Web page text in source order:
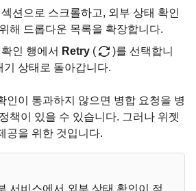
션으로 스크롤하고, 외부 상태 확인
해 드롭다운 목록을 확장합니다.
인 행에서 Retry (
)를 선택합니
기 상태로 돌아갑니다.
인이 통과하지 않으면 병합 요청을 병
책이 있을 수 있습니다. 그러나 위젯
공을 위한 것입니다.